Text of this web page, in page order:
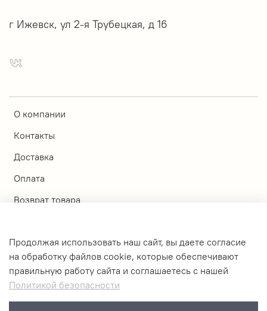
О компании
Контакты
Доставка
Оплата
Возврат товара
Личный кабинет
Оферта и политика конфиденциальности
г Ижевск, ул 2-я Трубецкая, д 16
Продолжая использовать наш сайт, вы даете согласие
на обработку файлов cookie, которые обеспечивают
правильную работу сайта и соглашаетесь с нашей
Политикой безопасности